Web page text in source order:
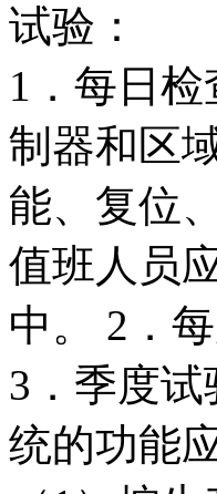
试验：
1．每日
制器和区
能、复位
值班人员
中。 2．
3．季度
统的功能